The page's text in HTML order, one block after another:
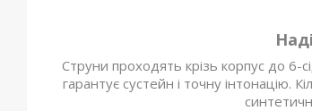
Струни проходять крізь корпус до
гарантує сустейн і точну інтонацію.